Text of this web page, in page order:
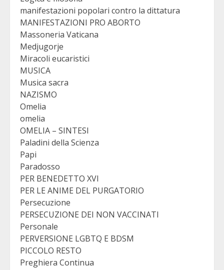
manifestazioni popolari contro la dittatura
MANIFESTAZIONI PRO ABORTO
Massoneria Vaticana
Medjugorje
Miracoli eucaristici
MUSICA
Musica sacra
NAZISMO
Omelia
omelia
OMELIA – SINTESI
Paladini della Scienza
Papi
Paradosso
PER BENEDETTO XVI
PER LE ANIME DEL PURGATORIO
Persecuzione
PERSECUZIONE DEI NON VACCINATI
Personale
PERVERSIONE LGBTQ E BDSM
PICCOLO RESTO
Preghiera Continua